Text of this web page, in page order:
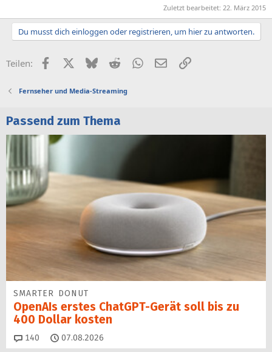
Zuletzt bearbeitet: 22. März 2015
Du musst dich einloggen oder registrieren, um hier zu antworten.
Teilen: FacebookX (Twitter)
BlueskyRedditWhatsApp
E-MailLink
Fernseher und Media-Streaming
Passend zum Thema
SMARTER DONUT
OpenAIs erstes ChatGPT-Gerät soll bis zu
400 Dollar kosten
140 Kommentare
07.08.2026